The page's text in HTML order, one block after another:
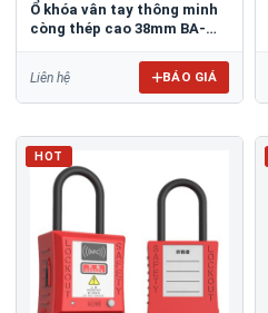
Ổ khóa vân tay thông minh
còng thép cao 38mm BA-
Liên hệ BÁO GIÁ
HOT